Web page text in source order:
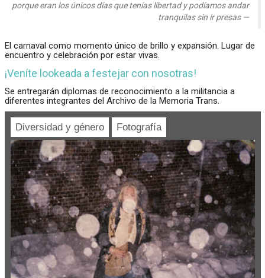
porque eran los únicos días que tenías libertad y podíamos andar
tranquilas sin ir presas
El carnaval como momento único de brillo y expansión. Lugar de
encuentro y celebración por estar vivas.
¡Veníte lookeada a festejar con nosotras!
Se entregarán diplomas de reconocimiento a la militancia a
diferentes integrantes del Archivo de la Memoria Trans.
Diversidad y género Fotografía